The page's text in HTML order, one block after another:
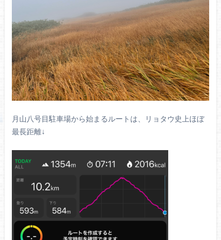
月山八号目駐車場から始まるルートは、リョタウ史上ほぼ
最長距離↓